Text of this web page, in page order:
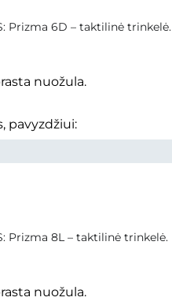
Prizma 6D – taktilinė trinkelė.
nuožula.
pavyzdžiui:
Prizma 8L – taktilinė trinkelė.
nuožula.